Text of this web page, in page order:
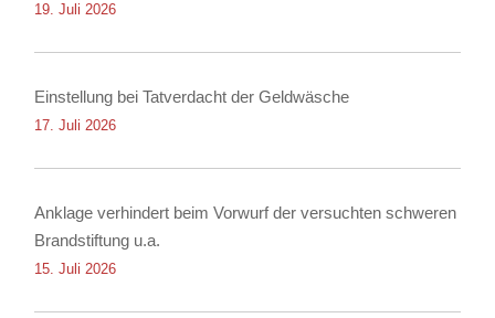
19. Juli 2026
Einstellung bei Tatverdacht der Geldwäsche
17. Juli 2026
Anklage verhindert beim Vorwurf der versuchten schweren
Brandstiftung u.a.
15. Juli 2026